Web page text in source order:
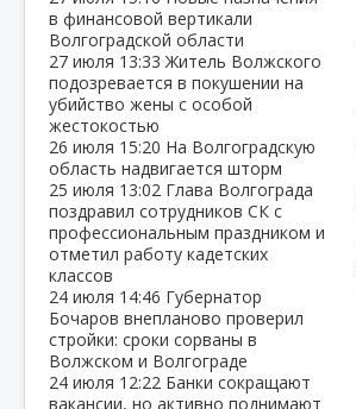
в финансовой вертикали
Волгоградской области
27 июля 13:33Житель Волжского
подозревается в покушении на
убийство жены с особой
жестокостью
26 июля 15:20 На Волгоградскую
область надвигается шторм
25 июля 13:02 Глава Волгограда
поздравил сотрудников СК с
профессиональным праздником и
отметил работу кадетских
классов
24 июля 14:46 Губернатор
Бочаров внепланово проверил
стройки: сроки сорваны в
Волжском и Волгограде
24 июля 12:22 Банки сокращают
вакансии, но активно поднимают